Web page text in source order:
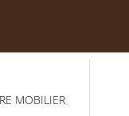
MOBILIER